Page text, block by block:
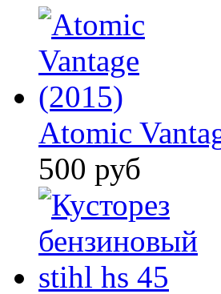
Atomic
500 руб